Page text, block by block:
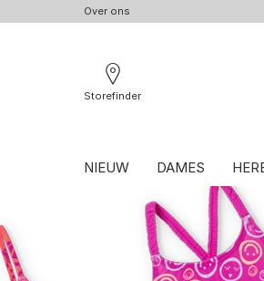
Over ons
Storefinder
NIEUW DAMES